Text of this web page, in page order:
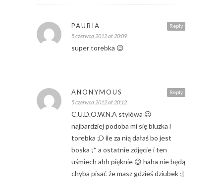
Reply
PAUBIA
5 czerwca 2012 at 20:09
super torebka 😉
Reply
ANONYMOUS
5 czerwca 2012 at 20:12
C.U.D.O.W.N.A stylówa 😉
najbardziej podoba mi się bluzka i
torebka ;D ile za nią dałaś bo jest
boska ;* a ostatnie zdjęcie i ten
uśmiech ahh pięknie 😉 haha nie będą
chyba pisać że masz gdzieś dziubek ;]